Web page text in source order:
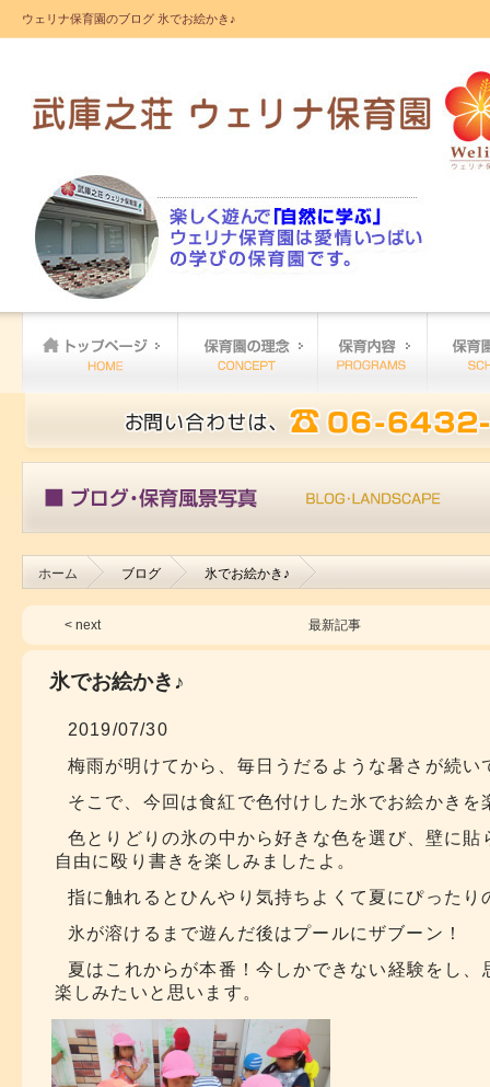
ウェリナ保育園のブログ 氷でお絵かき♪
ホーム ブログ 氷でお絵かき♪
< next 最新記事
氷でお絵かき♪
2019/07/30
梅雨が明けてから、毎日うだるような暑さが続い
そこで、今回は食紅で色付けした氷でお絵かきを
色とりどりの氷の中から好きな色を選び、壁に貼
自由に殴り書きを楽しみましたよ。
指に触れるとひんやり気持ちよくて夏にぴったり
氷が溶けるまで遊んだ後はプールにザブーン！
夏はこれからが本番！今しかできない経験をし、
楽しみたいと思います。